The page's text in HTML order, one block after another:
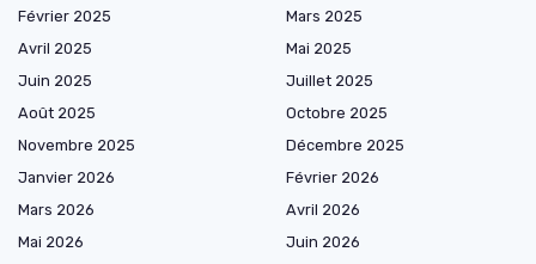
Février 2025
Mars 2025
Avril 2025
Mai 2025
Juin 2025
Juillet 2025
Août 2025
Octobre 2025
Novembre 2025
Décembre 2025
Janvier 2026
Février 2026
Mars 2026
Avril 2026
Mai 2026
Juin 2026